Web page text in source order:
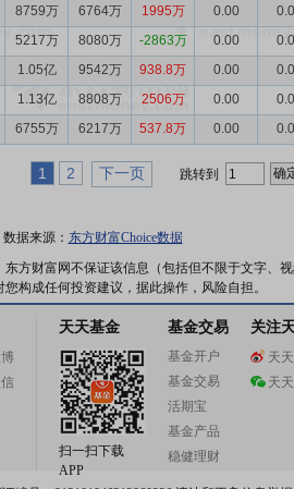
8759万 6764万 1995万 0.00
5217万 8080万 -2863万 0.00
1.05亿 9542万 938.8万 0.00
1.13亿 8808万 2506万 0.00
6755万 6217万 537.8万 0.00
1 2 下一页 跳转到
数据来源： 东方财富Choice数据
方财富网不保证该信息（包括但不限于文字、
构成任何投资建议，据此操作，风险自担。
天天基金
扫一扫下载
APP
基金交易
基金开户
基金交易
活期宝
基金产品
稳健理财
关注
天
天